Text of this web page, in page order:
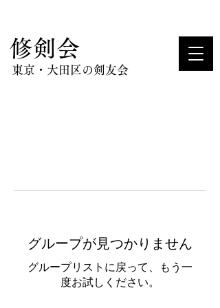
​修剣会
東京・大田区の剣友会
グループが見つかりません
グループリストに戻って、もう一
度お試しください。